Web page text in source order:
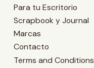
Para tu Escritorio
Scrapbook y Journal
Marcas
Contacto
Terms and Conditions